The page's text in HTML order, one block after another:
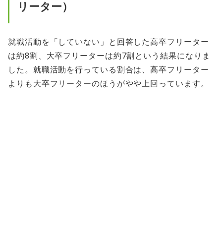
リーター）
就職活動を「していない」と回答した高卒フリーター
は約8割、大卒フリーターは約7割という結果になりま
した。就職活動を行っている割合は、高卒フリーター
よりも大卒フリーターのほうがやや上回っています。